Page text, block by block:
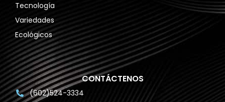
Tecnología
Variedades
Ecológicos
CONTÁCTENOS
(602)524-3334